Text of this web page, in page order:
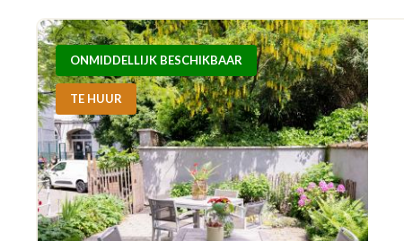
ONMIDDELLIJK BESCHIKBAAR
TE HUUR